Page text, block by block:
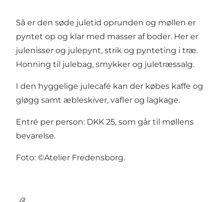
Så er den søde juletid oprunden og møllen er
pyntet op og klar med masser af boder. Her er
julenisser og julepynt, strik og pynteting i træ.
Honning til julebag, smykker og juletræssalg.
I den hyggelige julecafé kan der købes kaffe og
gløgg samt æbleskiver, vafler og lagkage.
Entré per person: DKK 25, som går til møllens
bevarelse.
Foto: ©Atelier Fredensborg.